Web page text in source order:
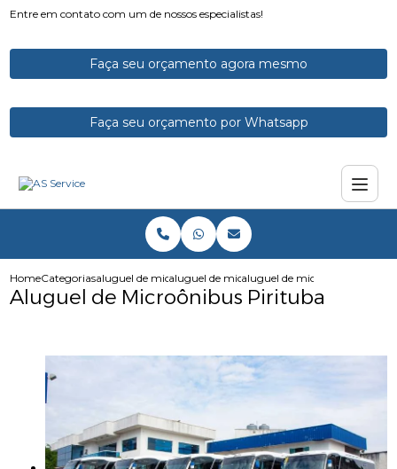
Entre em contato com um de nossos especialistas!
Faça seu orçamento agora mesmo
Faça seu orçamento por Whatsapp
HomeCategoriasaluguel de micro onibusaluguel de micro onibus para funcionarios
aluguel de microonibus
Aluguel de Microônibus Pirituba